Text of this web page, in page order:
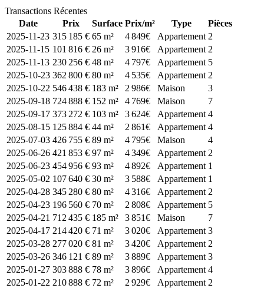
Transactions Récentes
Date
Prix Surface Prix/m² Type
Pièces
2025-11-23 315 185 € 65 m² 4 849€ Appartement 2
2025-11-15 101 816 € 26 m² 3 916€ Appartement 2
2025-11-13 230 256 € 48 m² 4 797€ Appartement 5
2025-10-23 362 800 € 80 m² 4 535€ Appartement 2
2025-10-22 546 438 € 183 m² 2 986€ Maison
3
2025-09-18 724 888 € 152 m² 4 769€ Maison
7
2025-09-17 373 272 € 103 m² 3 624€ Appartement 4
2025-08-15 125 884 € 44 m² 2 861€ Appartement 4
2025-07-03 426 755 € 89 m² 4 795€ Maison
4
2025-06-26 421 853 € 97 m² 4 349€ Appartement 2
2025-06-23 454 956 € 93 m² 4 892€ Appartement 1
2025-05-02 107 640 € 30 m² 3 588€ Appartement 1
2025-04-28 345 280 € 80 m² 4 316€ Appartement 2
2025-04-23 196 560 € 70 m² 2 808€ Appartement 5
2025-04-21 712 435 € 185 m² 3 851€ Maison
7
2025-04-17 214 420 € 71 m² 3 020€ Appartement 3
2025-03-28 277 020 € 81 m² 3 420€ Appartement 2
2025-03-26 346 121 € 89 m² 3 889€ Appartement 3
2025-01-27 303 888 € 78 m² 3 896€ Appartement 4
2025-01-22 210 888 € 72 m² 2 929€ Appartement 2